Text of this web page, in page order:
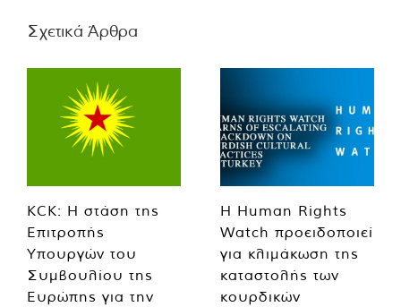
Σχετικά Άρθρα
KCK: Η στάση της
Επιτροπής
Υπουργών του
Συμβουλίου της
Ευρώπης για την
Η Human Rights
Watch προειδοποιεί
για κλιμάκωση της
καταστολής των
κουρδικών